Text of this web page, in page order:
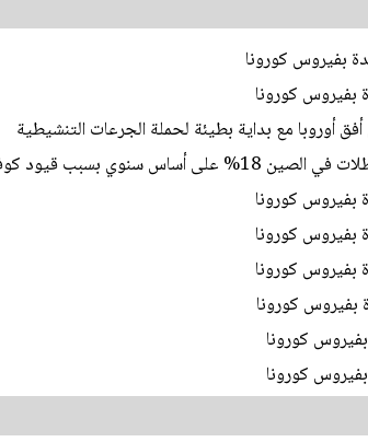
مع بداية بطيئة لحملة الجرعات التنشيطية
سنوي بسبب قيود كوفيد